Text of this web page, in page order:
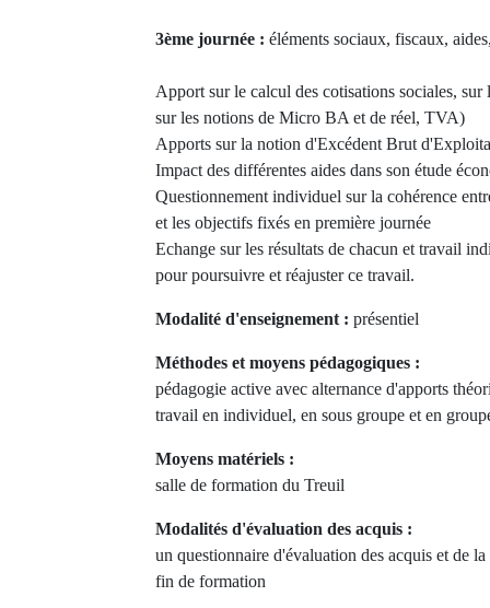
3ème journée : éléments sociaux, fiscaux,
Apport sur le calcul des cotisations sociales,
sur les notions de Micro BA et de réel, TVA)
Apports sur la notion d'Excédent Brut
Impact des différentes aides dans son étude
Questionnement individuel sur la cohérence
et les objectifs fixés en première journée
Echange sur les résultats de chacun et travail
pour poursuivre et réajuster ce travail.
Modalité d'enseignement : présentiel
Méthodes et moyens pédagogiques :
pédagogie active avec alternance d'apports
travail en individuel, en sous groupe et en
Moyens matériels :
salle de formation du Treuil
Modalités d'évaluation des acquis :
un questionnaire d'évaluation des acquis et de
fin de formation